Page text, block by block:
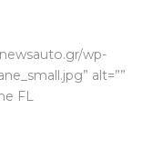
wp-
alt=””
FL